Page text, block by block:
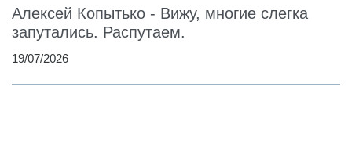
Алексей Копытько - Вижу, многие слегка
запутались. Распутаем.
19/07/2026